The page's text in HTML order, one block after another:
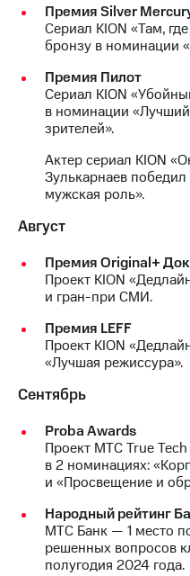
Премия Silver
Сериал KION «Там,
бронзу в номинации
Премия Пилот
Сериал KION
в номинации
зрителей».
Актер сериал KION
Зулькарнаев
мужская роль».
Август
Премия Original+ Док
Проект KION
и гран-при СМИ.
Премия LEFF
Проект KION
«Лучшая режиссура».
Сентябрь
Proba Awards
Проект МТС True
в 2 номинациях:
и «Просвещение и
Народный рейтинг
МТС Банк — 1 место
решенных вопросов
полугодия 2024 года.